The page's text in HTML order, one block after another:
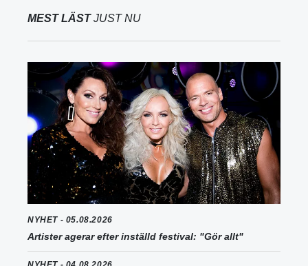
MEST LÄSTJUST NU
NYHET - 05.08.2026
Artister agerar efter inställd festival: "Gör allt"